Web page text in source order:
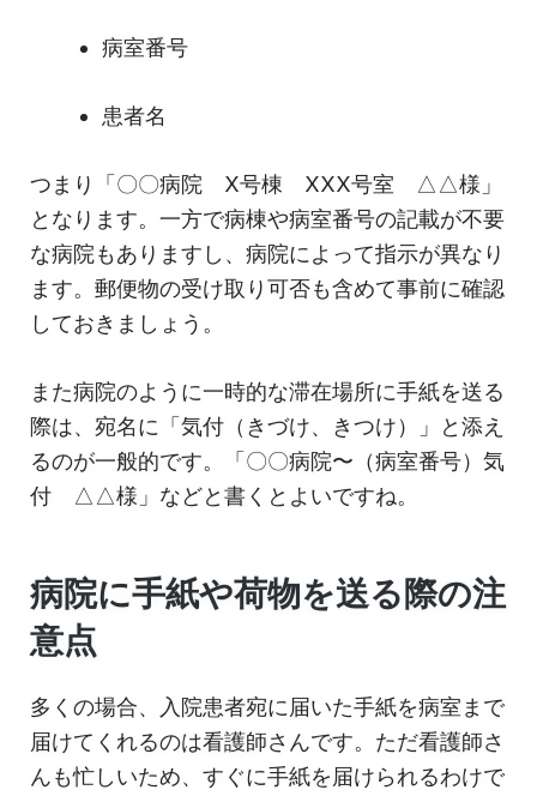
病室番号
患者名
つまり「〇〇病院 X号棟 XXX号室 △△様」
となります。一方で病棟や病室番号の記載が不要
な病院もありますし、病院によって指示が異なり
ます。郵便物の受け取り可否も含めて事前に確認
しておきましょう。
また病院のように一時的な滞在場所に手紙を送る
際は、宛名に「気付（きづけ、きつけ）」と添え
るのが一般的です。「〇〇病院〜（病室番号）気
付 △△様」などと書くとよいですね。
病院に手紙や荷物を送る際の注
意点
多くの場合、入院患者宛に届いた手紙を病室まで
届けてくれるのは看護師さんです。ただ看護師さ
んも忙しいため、すぐに手紙を届けられるわけで